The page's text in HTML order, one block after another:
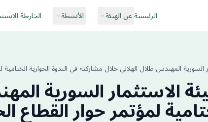
الرئيسية عن الهيئة الأنشطة الخارطة
السورية المهندس طلال الهلالي خلال مشاركته ‏في الندوة الحوارية الختامية
الاستثمار السورية
لمؤتمر حوار القطاع